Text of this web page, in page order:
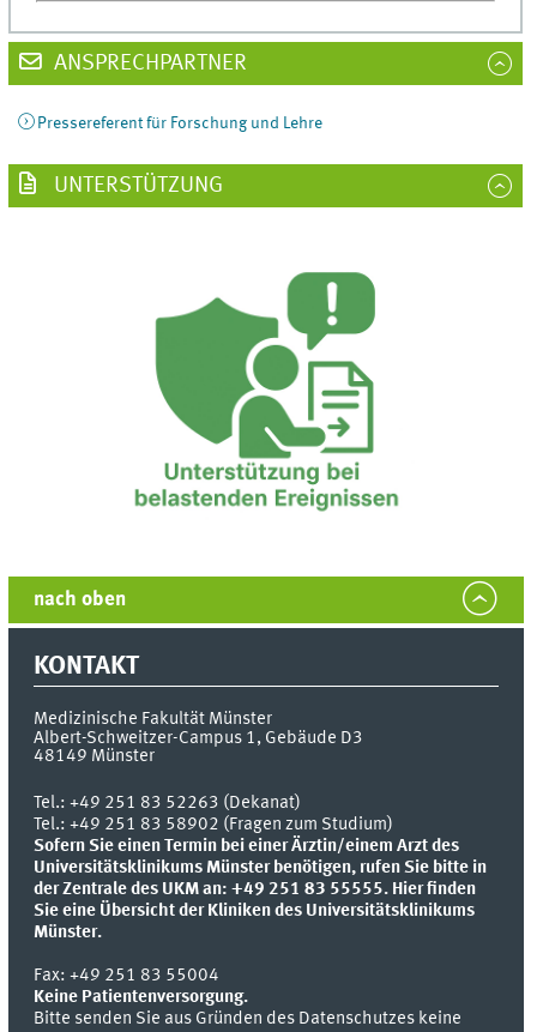
ANSPRECHPARTNER
Pressereferent für Forschung und Lehre
UNTERSTÜTZUNG
nach oben
KONTAKT
Medizinische Fakultät Münster
Albert-Schweitzer-Campus 1, Gebäude D3
48149 Münster
Tel.:+49 251 83 52263 (Dekanat)
Tel.: +49 251 83 58902 (Fragen zum Studium)
Sofern Sie einen Termin bei einer Ärztin/einem Arzt des
Universitätsklinikums Münster benötigen, rufen Sie bitte in
der Zentrale des UKM an: +49 251 83 55555. Hier finden
Sie eine Übersicht der Kliniken des Universitätsklinikums
Münster.
Fax:+49 251 83 55004
Keine Patientenversorgung.
Bitte senden Sie aus Gründen des Datenschutzes keine